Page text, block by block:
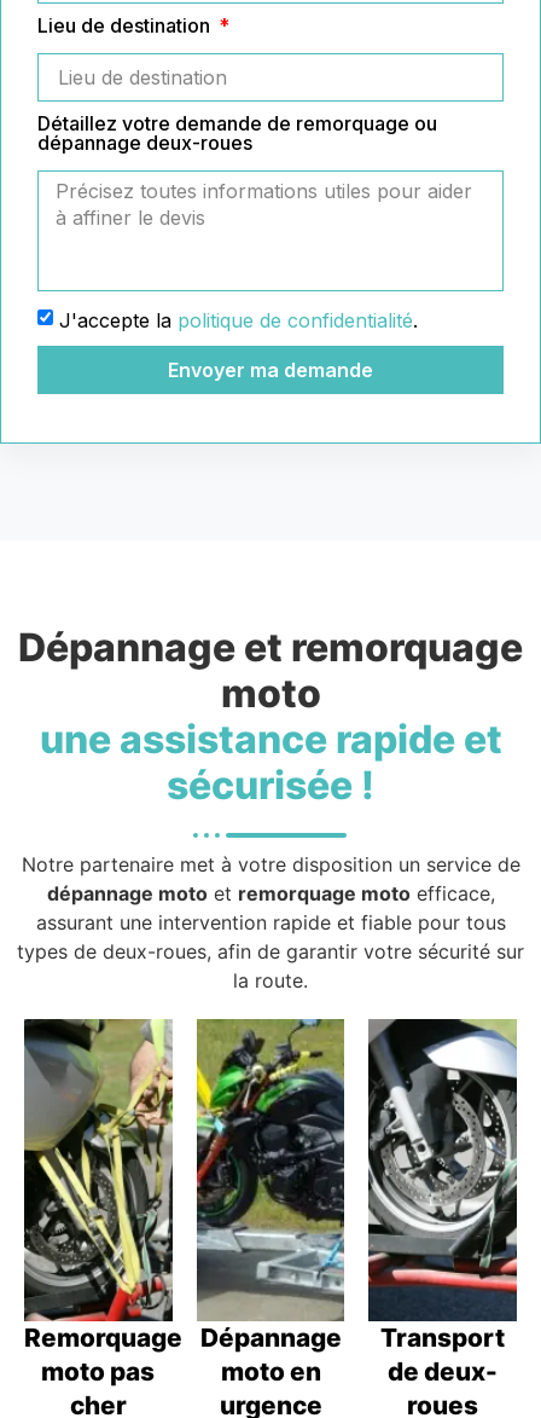
Lieu de destination
Détaillez votre demande de remorquage ou
dépannage deux-roues
J'accepte la politique de confidentialité.
Envoyer ma demande
Dépannage et remorquage
moto
une assistance rapide et
sécurisée !
Notre partenaire met à votre disposition un service de
dépannage motoet remorquage motoefficace,
assurant une intervention rapide et fiable pour tous
types de deux-roues, afin de garantir votre sécurité sur
la route.
Remorquage
moto pas
cher
Dépannage
moto en
urgence
Transport
de deux-
roues